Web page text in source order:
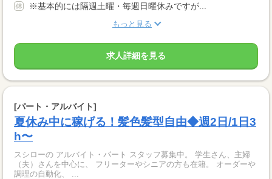
※基本的には隔週土曜・毎週日曜休みですが...
もっと見る
求人詳細を見る
[パート・アルバイト]
夏休み中に稼げる！髪色髪型自由◆週2日/1日3
h〜
スシローの アルバイト・パート スタッフ募集中。 学生さん、主婦
（夫）さんを中心に、 フリーターやシニアの方も在籍。 オーダーや
調理の自動化、 ...